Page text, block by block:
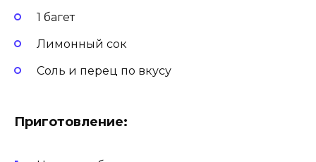
1 багет
Лимонный сок
Соль и перец по вкусу
Приготовление: